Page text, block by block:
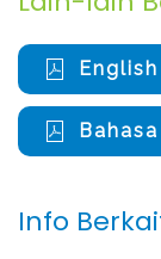
English
Info